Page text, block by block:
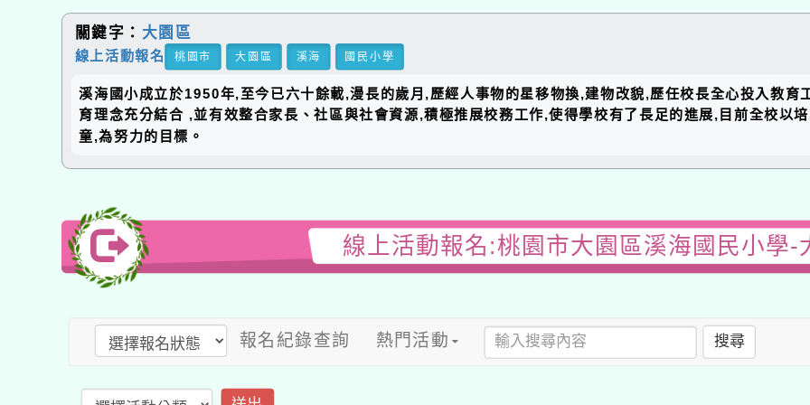
關鍵字： 大園區
線上活動報名 桃園市 大園區 溪海 國民小學
溪海國小成立於1950年,至今已六十餘載,漫長的歲月,歷經人事物的星移物換,建物改貌,歷任校長全心投入教育
育理念充分結合 ,並有效整合家長、社區與社會資源,積極推展校務工作,使得學校有了長足的進展,目前全校以
童,為努力的目標。
線上活動報名:桃園市大園區溪海國民小學-
報名紀錄查詢 熱門活動 搜尋